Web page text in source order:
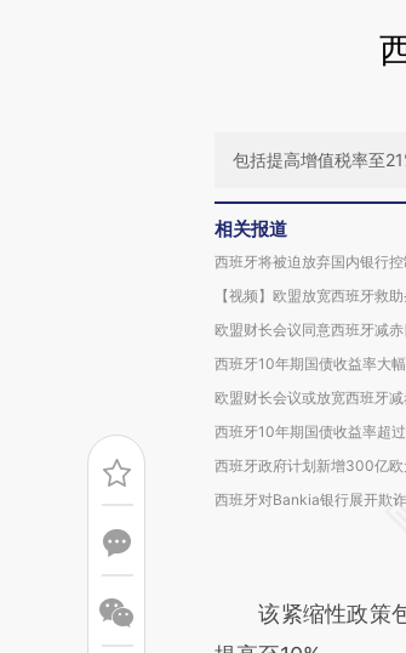
包括提高增值税率至
相关报道
西班牙将被迫放弃国内银行控
【视频】欧盟放宽西班牙救
欧盟财长会议同意西班牙减
西班牙10年期国债收益率大
欧盟财长会议或放宽西班牙
西班牙10年期国债收益率超
西班牙政府计划新增300亿
西班牙对Bankia银行展开欺
该紧缩性政策包